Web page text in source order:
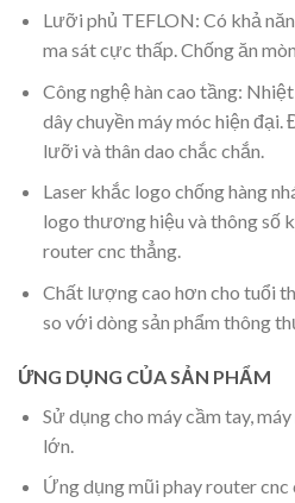
Lưỡi phủ TEFLON: Có khả
ma sát cực thấp. Chống ăn
Công nghệ hàn cao tầng:
dây chuyền máy móc hiện
lưỡi và thân dao chắc chắn.
Laser khắc logo chống hàng
logo thương hiệu và thông số
router cnc thẳng.
Chất lượng cao hơn cho tuổi
so với dòng sản phẩm thông
ỨNG DỤNG CỦA SẢN PHẨM
Sử dụng cho máy cầm tay,
lớn.
Ứng dụng mũi phay router